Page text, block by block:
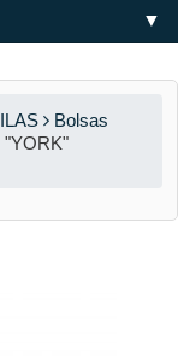
▼
Bolsas
"YORK"